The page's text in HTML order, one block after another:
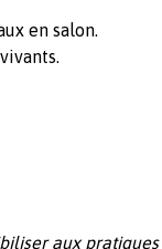
en salon.
aux